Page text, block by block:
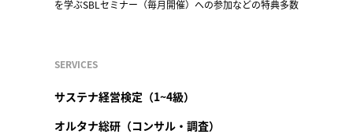
を学ぶSBLセミナー（毎月開催）への参加などの特典多数
SERVICES
サステナ経営検定（1~4級）
オルタナ総研（コンサル・調査）